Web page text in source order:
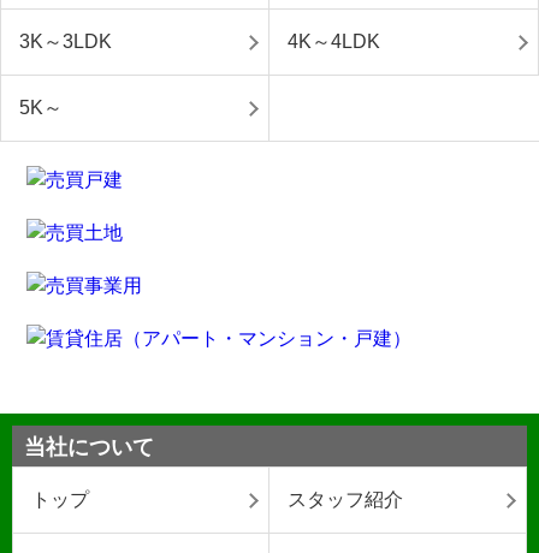
3K～3LDK 4K～4LDK
5K～
当社について
トップ スタッフ紹介